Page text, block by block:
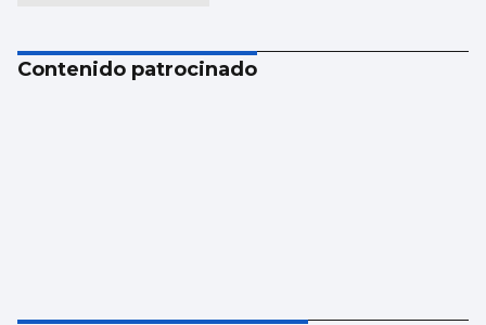
Contenido patrocinado